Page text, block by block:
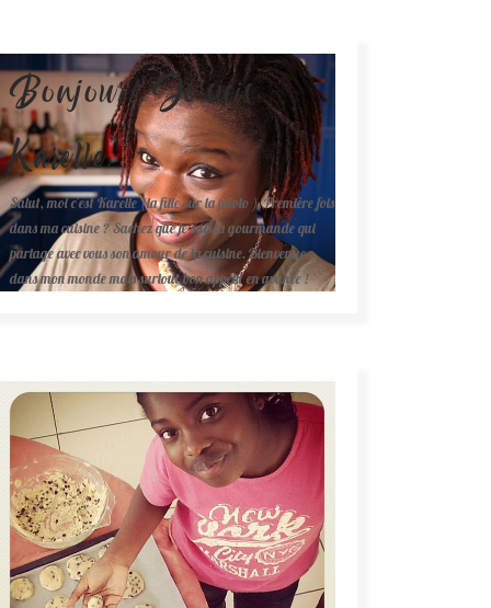
Bonjour! Je suis
Karelle.
Salut, moi c'est Karelle (la fille sur la photo ). Première fois
dans ma cuisine ? Sachez que je suis la gourmande qui
partage avec vous son amour de la cuisine. Bienvenue
dans mon monde mais surtout bon appétit en avance !